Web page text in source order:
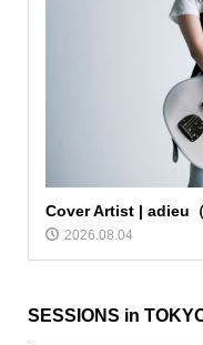
Cover Artist | adieu
2026.08.04
SESSIONS in